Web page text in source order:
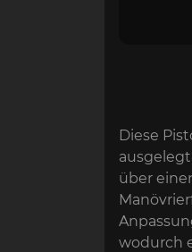
Diese
über
wodurch